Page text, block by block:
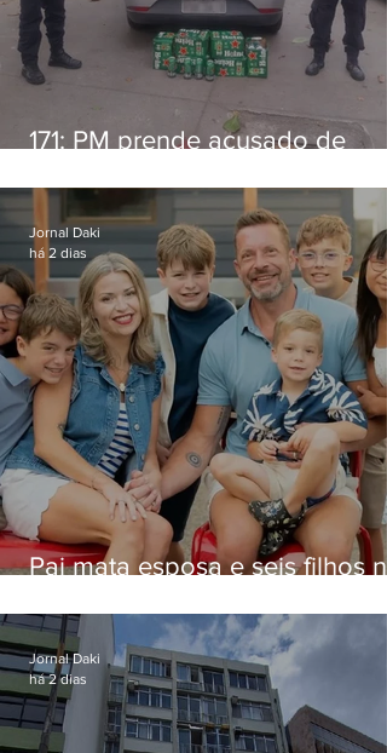
171: PM prende acusado de
Niterói
Pai mata esposa e seis filhos
Jornal Daki
há 2 dias
Jornal Daki
há 2 dias